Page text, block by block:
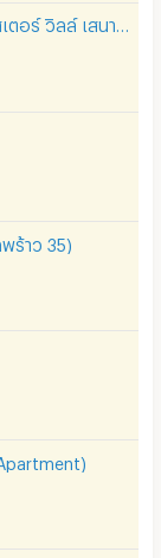
ร้าว 35)